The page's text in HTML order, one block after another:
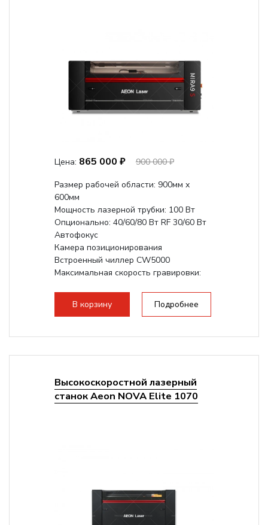
Цена: 865 000 ₽
900 000 ₽
Размер рабочей области: 900мм х
600мм
Мощность лазерной трубки: 100 Вт
Опционально: 40/60/80 Вт RF 30/60 Вт
Автофокус
Камера позиционирования
Встроенный чиллер CW5000
Максимальная скорость гравировки:
В корзину Подробнее
Высокоскоростной лазерный
станок Aeon NOVA Elite 1070